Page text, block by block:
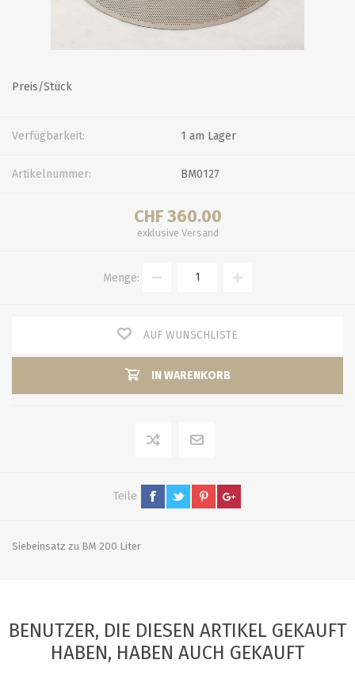
Preis/Stück
Verfügbarkeit: 1 am Lager
Artikelnummer: BM0127
CHF 360.00
exklusive Versand
Menge:
AUF WUNSCHLISTE
IN WARENKORB
Teile
Siebeinsatz zu BM 200 Liter
BENUTZER, DIE DIESEN ARTIKEL GEKAUFT
HABEN, HABEN AUCH GEKAUFT